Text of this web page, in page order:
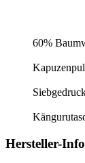
60%
Hersteller-Info